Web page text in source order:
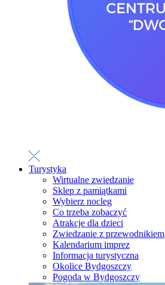
Turystyka
Wirtualne zwiedzanie
Sklep z pamiątkami
Wybierz nocleg
Co trzeba zobaczyć
Atrakcje dla dzieci
Zwiedzanie z przewodnikiem
Kalendarium imprez
Informacja turystyczna
Okolice Bydgoszczy
Pogoda w Bydgoszczy